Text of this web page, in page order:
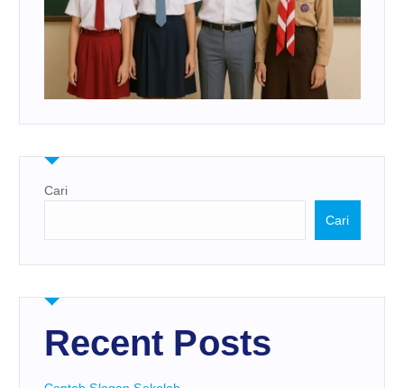
Cari
Cari
Recent Posts